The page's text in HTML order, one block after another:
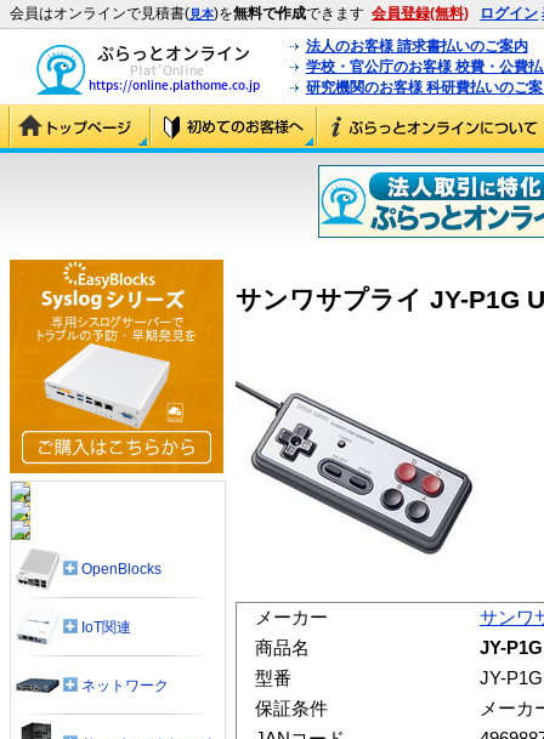
会員はオンラインで見積書(見本)を無料で作成できます 会員登録(無料) ログイン
法人のお客様 請求書払いのご案内
学校・官公庁のお客様 校費・公費
研究機関のお客様 科研費払いのご
サンワサプライ JY-P1G
メーカー
サンワ
商品名
JY-
型番
JY-P1G
保証条件
メーカ
OpenBlocks
IoT関連
ネットワーク